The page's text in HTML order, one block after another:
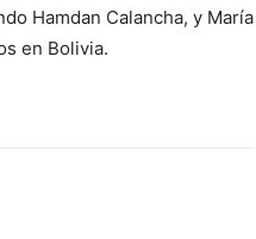
Hamdan Calancha, y María
en Bolivia.